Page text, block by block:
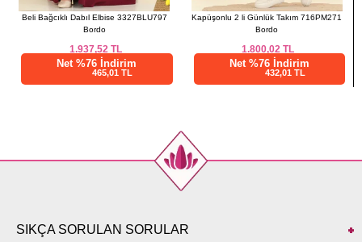
Beli Bağcıklı Dabıl Elbise 3327BLU797
Bordo
1.937,52TL
Net %76 İndirim
465,01 TL
Kapüşonlu 2 li Günlük Takım 716PM271
Bordo
1.800,02 TL
Net %76 İndirim
432,01 TL
SIKÇA SORULAN SORULAR